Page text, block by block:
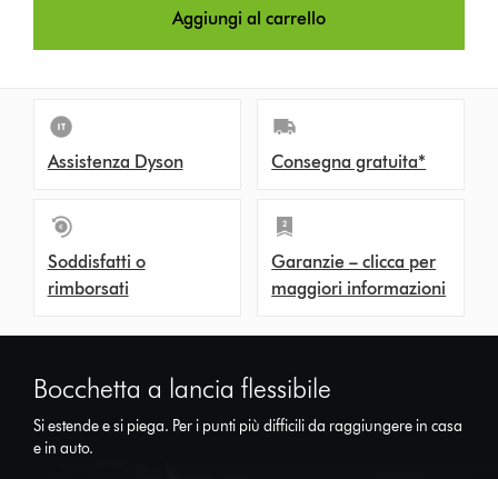
Aggiungi al carrello
Assistenza Dyson Consegna gratuita*
Soddisfatti o
rimborsati
Garanzie – clicca per
maggiori informazioni
Bocchetta a lancia flessibile
Si estende e si piega. Per i punti più difficili da raggiungere in casa
e in auto.